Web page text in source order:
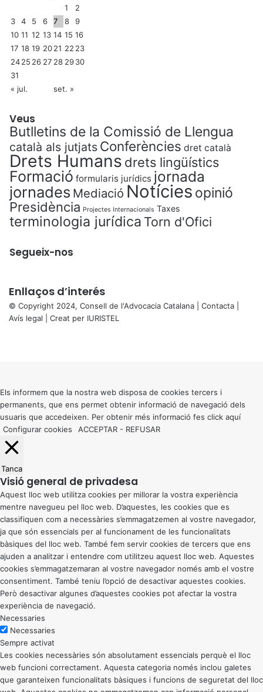
1
2
3
4 5 6 7 8
9
10 11 12 13 14 15 16
17 18 19 2021 22 23
2425 26 27 28 2930
31
« jul.
set. »
Veus
Butlletins de la Comissió de Llengua
català als jutjats Conferències dret català
Drets Humans drets lingüístics
Formació formularis jurídics jornada
jornades Mediació Notícies opinió
Presidència Projectes Internacionals Taxes
terminologia jurídica Torn d'Ofici
Segueix-nos
Enllaços d’interés
© Copyright 2024, Consell de l'Advocacia Catalana | Contacta
Avís legal | Creat per IURISTEL
button
Els informem que la nostra web disposa de cookies tercers i
permanents, que ens permet obtenir informació de navegació dels
usuaris que accedeixen. Per obtenir més informació fes click aquí
Configurar cookies
ACCEPTAR - REFUSAR
Tanca
Visió general de privadesa
Aquest lloc web utilitza cookies per millorar la vostra experiència
mentre navegueu pel lloc web. D’aquestes, les cookies que es
classifiquen com a necessàries s’emmagatzemen al vostre navegador,
ja que són essencials per al funcionament de les funcionalitats
bàsiques del lloc web. També fem servir cookies de tercers que ens
ajuden a analitzar i entendre com utilitzeu aquest lloc web. Aquestes
cookies s’emmagatzemaran al vostre navegador només amb el vostre
consentiment. També teniu l’opció de desactivar aquestes cookies.
Però desactivar algunes d’aquestes cookies pot afectar la vostra
experiència de navegació.
Necessaries
Necessaries
Sempre activat
Les cookies necessàries són absolutament essencials perquè el lloc
web funcioni correctament. Aquesta categoria només inclou galetes
que garanteixen funcionalitats bàsiques i funcions de seguretat del lloc